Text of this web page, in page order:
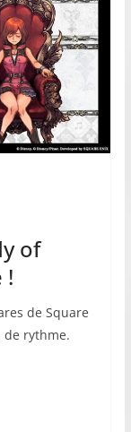
of
!
de Square
de rythme.